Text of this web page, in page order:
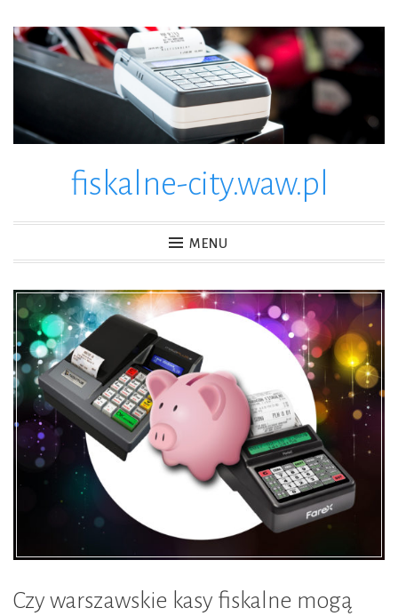
Skip
fiskalne-city.waw.pl
MENU
Czy warszawskie kasy fiskalne mogą